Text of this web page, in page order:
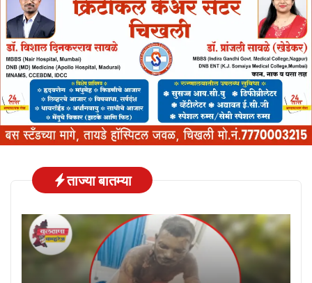
ताज्या बातम्या